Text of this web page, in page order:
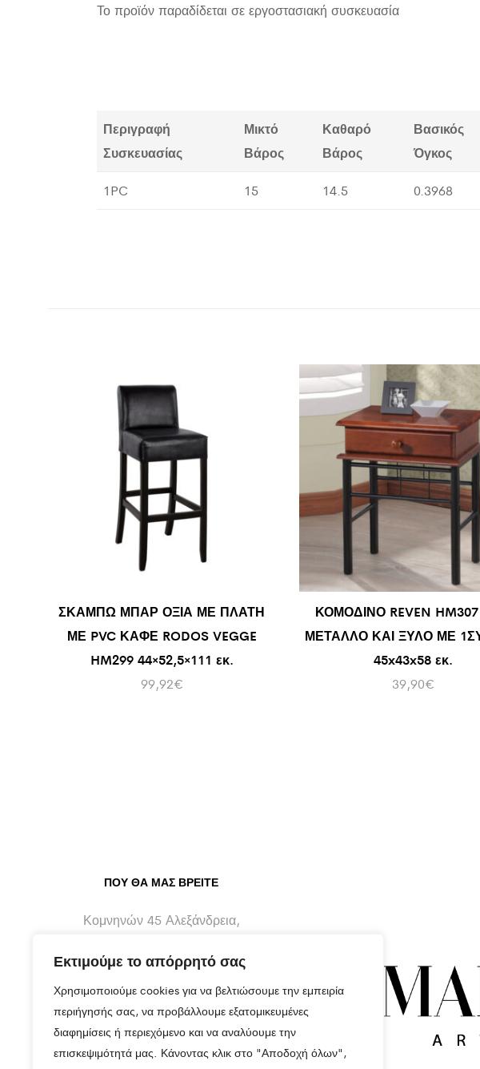
Εκτιμούμε το απόρρητό σας
Χρησιμοποιούμε cookies για να βελτιώσουμε την εμπειρία
περιήγησής σας, να προβάλλουμε εξατομικευμένες
διαφημίσεις ή περιεχόμενο και να αναλύουμε την
επισκεψιμότητά μας. Κάνοντας κλικ στο "Αποδοχή όλων",
Το προϊόν παραδίδεται σε εργοστασιακή συσκευασία
Περιγραφή
Συσκευασίας
Μικτό
Βάρος
Καθαρό
Βάρος
Βασικός
Όγκος
1PC 15 14.5 0.3968
ΣΚΑΜΠΩ ΜΠΑΡ ΟΞΙΑ ΜΕ ΠΛΑΤΗ
ΜΕ PVC ΚΑΦΕ RODOS VEGGE
HM299 44×52,5×111 εκ.
99,92€
ΚΟΜΟΔΙΝΟ REVEN
ΜΕΤΑΛΛΟ ΚΑΙ ΞΥΛΟ ΜΕ
45x43x58 εκ.
39,90€
ΠΟΥ ΘΑ ΜΑΣ ΒΡΕΊΤΕ
Κομνηνών 45 Αλεξάνδρεια,
info@maragos-artluxury.com
+30 2333401170
+30 6930898907